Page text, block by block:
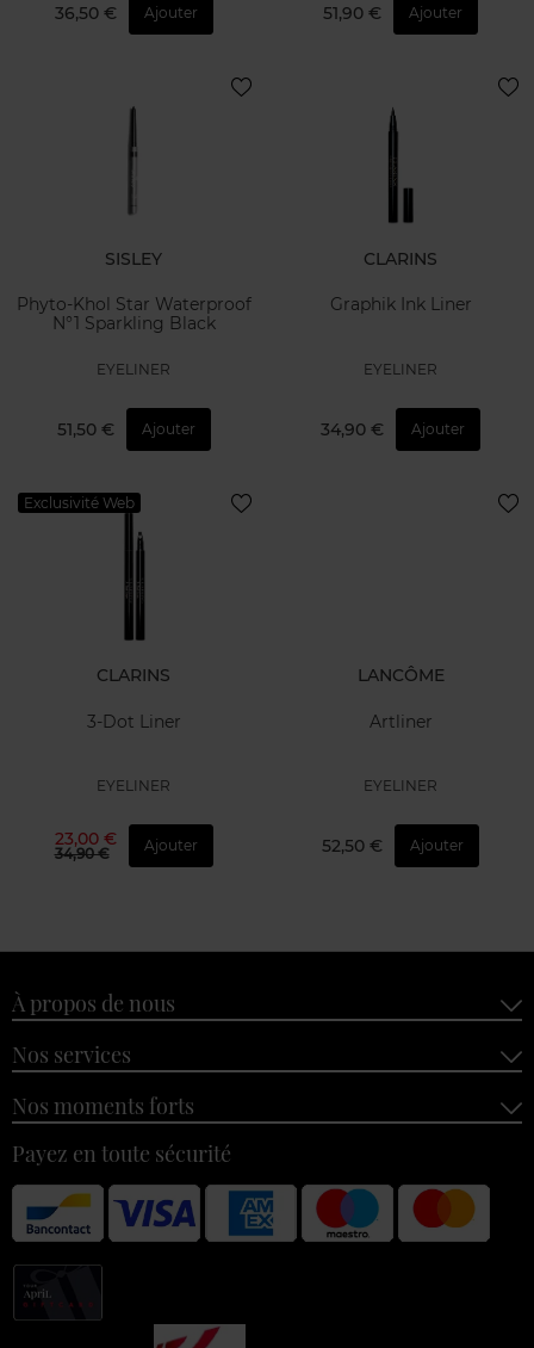
36,50 € Ajouter 51,90 € Ajouter
SISLEY
Phyto-Khol Star Waterproof
N°1 Sparkling Black
EYELINER
51,50 € Ajouter
CLARINS
Graphik Ink Liner
EYELINER
34,90 € Ajouter
Exclusivité Web
CLARINS
3-Dot Liner
EYELINER
23,00 €
34,90 € Ajouter
LANCÔME
Artliner
EYELINER
52,50 € Ajouter
À propos de nous
Nos services
Nos moments forts
Payez en toute sécurité